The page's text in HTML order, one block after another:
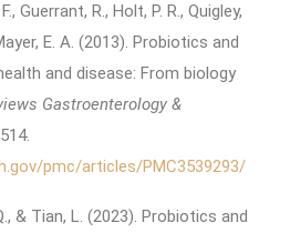
Guerrant, R., Holt, P. R., Quigley,
E. A. (2013). Probiotics and
and disease: From biology
Gastroenterology &
pmc/articles/PMC3539293/
& Tian, L. (2023). Probiotics and